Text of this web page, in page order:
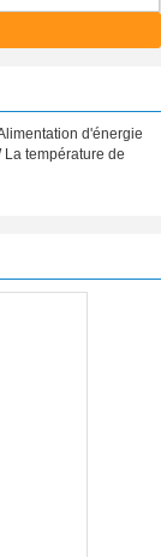
d'énergie
La température de